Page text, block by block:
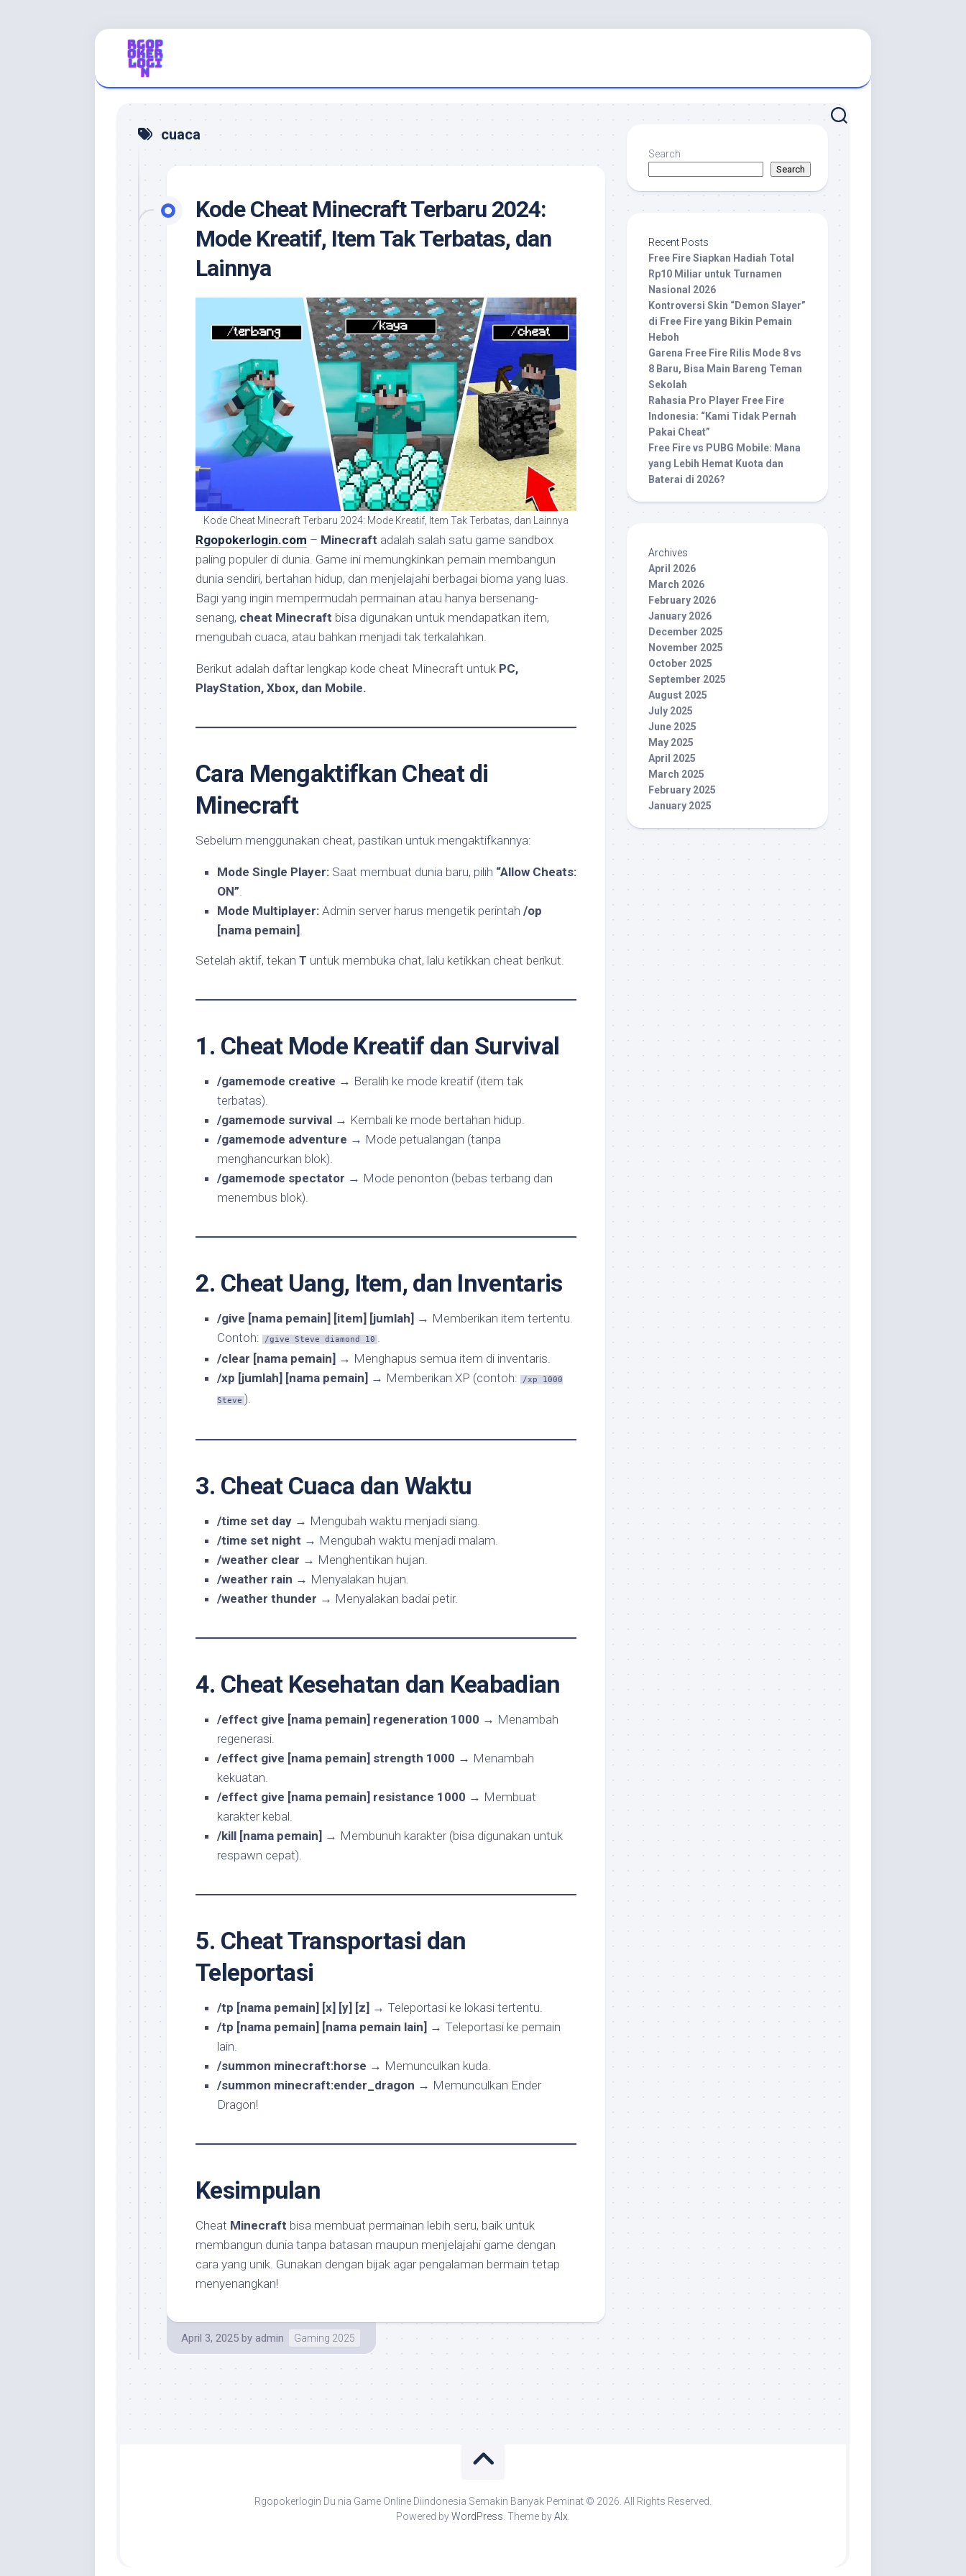
cuaca
Kode Cheat Minecraft Terbaru 2024:
Mode Kreatif, Item Tak Terbatas, dan
Lainnya
Kode Cheat Minecraft Terbaru 2024: Mode Kreatif, Item Tak Terbatas, dan Lainnya
Rgopokerlogin.com – Minecraft adalah salah satu game sandbox
paling populer di dunia. Game ini memungkinkan pemain membangun
dunia sendiri, bertahan hidup, dan menjelajahi berbagai bioma yang luas.
Bagi yang ingin mempermudah permainan atau hanya bersenang-
senang, cheat Minecraft bisa digunakan untuk mendapatkan item,
mengubah cuaca, atau bahkan menjadi tak terkalahkan.
Berikut adalah daftar lengkap kode cheat Minecraft untuk PC,
PlayStation, Xbox, dan Mobile.
Cara Mengaktifkan Cheat di
Minecraft
Sebelum menggunakan cheat, pastikan untuk mengaktifkannya:
Mode Single Player: Saat membuat dunia baru, pilih “Allow Cheats:
ON”
Mode Multiplayer: Admin server harus mengetik perintah /op
[nama pemain]
Setelah aktif, tekan T untuk membuka chat, lalu ketikkan cheat berikut.
1. Cheat Mode Kreatif dan Survival
/gamemode creative → Beralih ke mode kreatif (item tak
terbatas).
/gamemode survival → Kembali ke mode bertahan hidup.
/gamemode adventure → Mode petualangan (tanpa
menghancurkan blok).
/gamemode spectator → Mode penonton (bebas terbang dan
menembus blok).
2. Cheat Uang, Item, dan Inventaris
/give [nama pemain] [item] [jumlah] → Memberikan item tertentu.
Contoh:
/give Steve diamond 10
/clear [nama pemain] → Menghapus semua item di inventaris.
/xp [jumlah] [nama pemain] → Memberikan XP (contoh: /xp 1000
Steve ).
3. Cheat Cuaca dan Waktu
/time set day → Mengubah waktu menjadi siang.
/time set night → Mengubah waktu menjadi malam.
/weather clear → Menghentikan hujan.
/weather rain → Menyalakan hujan.
/weather thunder → Menyalakan badai petir.
4. Cheat Kesehatan dan Keabadian
/effect give [nama pemain] regeneration 1000 → Menambah
regenerasi.
/effect give [nama pemain] strength 1000 → Menambah
kekuatan.
/effect give [nama pemain] resistance 1000 → Membuat
karakter kebal.
/kill [nama pemain] → Membunuh karakter (bisa digunakan untuk
respawn cepat).
5. Cheat Transportasi dan
Teleportasi
/tp [nama pemain] [x] [y] [z] → Teleportasi ke lokasi tertentu.
/tp [nama pemain] [nama pemain lain] → Teleportasi ke pemain
lain.
/summon minecraft:horse → Memunculkan kuda.
/summon minecraft:ender_dragon → Memunculkan Ender
Dragon!
Kesimpulan
Cheat Minecraft bisa membuat permainan lebih seru, baik untuk
membangun dunia tanpa batasan maupun menjelajahi game dengan
cara yang unik. Gunakan dengan bijak agar pengalaman bermain tetap
menyenangkan!
April 3, 2025 by admin Gaming 2025
Search
Search
Recent Posts
Free Fire Siapkan Hadiah Total
Rp10 Miliar untuk Turnamen
Nasional 2026
Kontroversi Skin “Demon Slayer”
di Free Fire yang Bikin Pemain
Heboh
Garena Free Fire Rilis Mode 8 vs
8 Baru, Bisa Main Bareng Teman
Sekolah
Rahasia Pro Player Free Fire
Indonesia: “Kami Tidak Pernah
Pakai Cheat”
Free Fire vs PUBG Mobile: Mana
yang Lebih Hemat Kuota dan
Baterai di 2026?
Archives
April 2026
March 2026
February 2026
January 2026
December 2025
November 2025
October 2025
September 2025
August 2025
July 2025
June 2025
May 2025
April 2025
March 2025
February 2025
January 2025
Rgopokerlogin Du nia Game Online Diindonesia Semakin Banyak Peminat © 2026. All Rights Reserved.
Powered byWordPress . Theme byAlx